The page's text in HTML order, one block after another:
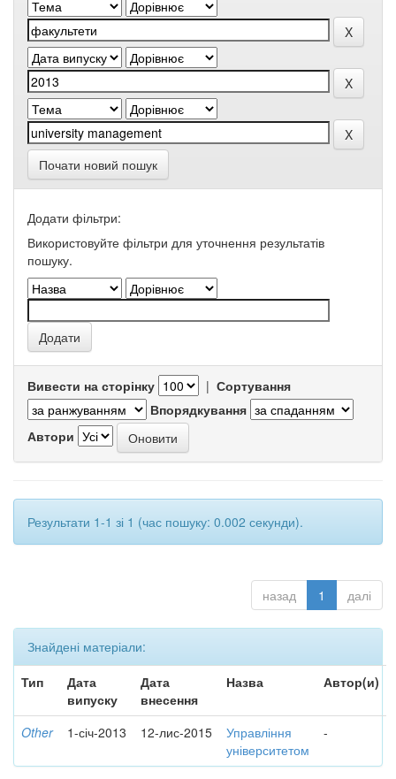
Почати новий пошук
Додати фільтри:
Використовуйте фільтри для уточнення результатів
пошуку.
Вивести на сторінку | Сортування
Впорядкування
Автори
Результати 1-1 зі 1 (час пошуку: 0.002 секунди).
назад 1 далі
Знайдені матеріали:
Тип
Дата
випуску
Дата
внесення
Назва Автор(и)
Other 1-січ-2013 12-лис-2015
Управління
університетом
-